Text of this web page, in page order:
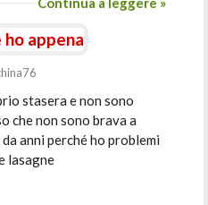
ho appena
stasera e non sono
che non sono brava a
anni perché ho problemi
lasagne